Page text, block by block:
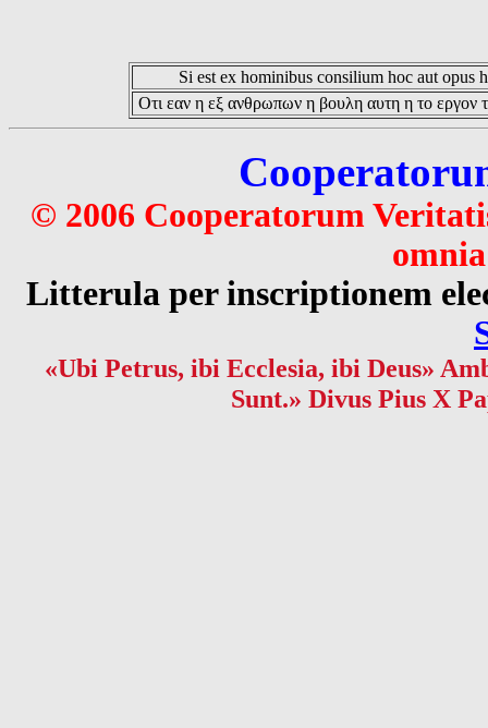
Si est ex hominibus consilium hoc aut opus
Οτι εαν η εξ ανθρωπων η βουλη αυτη η το εργον
© 2006 Cooperatorum
Litterula per inscriptionem
«Ubi Petrus, ibi Ecclesia, ibi Deus»
Sunt.» Divus Pius X